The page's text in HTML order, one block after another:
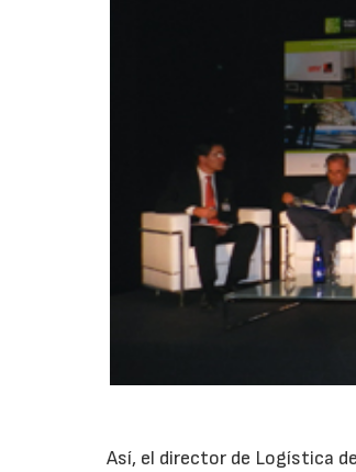
Así, el director de Logística